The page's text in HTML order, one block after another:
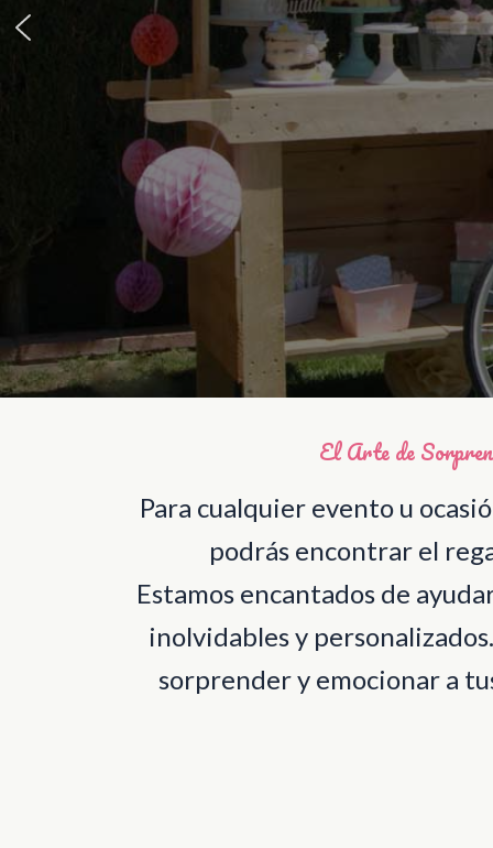
El Arte de
Para cualquier evento u
podrás encontrar el
Estamos encantados de
inolvidables y
sorprender y emocionar a